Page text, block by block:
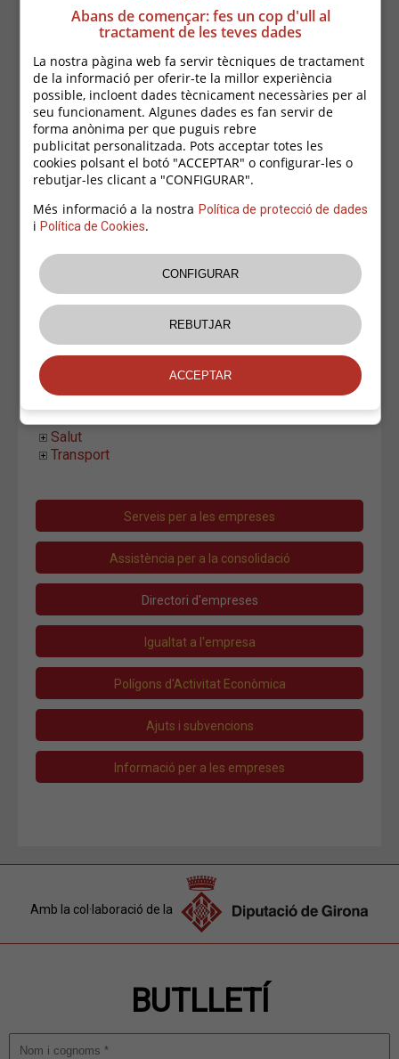
Hostaleria
Indústria i Distribució
Informàtica i Comunicació
Fotografia i Audiovisuals
Informàtica i Telecomunicacions
Locutoris
Serveis Gràfics
Costa Brava Comunicació i Desenvolupament
D+Font Comunicació Creativa
Fèlix Soler Llimona
Full Time Disseny Gràfic
GM Cloud Design
Impremta Palafrugell
Impremta Sala
Jose Luis Aznar
Josep Maria Farrarons-Turró
Rètols Brugué
Instal.lacions i Manteniment
Moda i Complements
Salut
Transport
Serveis per a les empreses
Assistència per a la consolidació
Directori d'empreses
Igualtat a l'empresa
Polígons d'Activitat Econòmica
Ajuts i subvencions
Informació per a les empreses
Amb la col·laboració de la
BUTLLETÍ
Abans de començar: fes un cop d'ull al
tractament de les teves dades
La nostra pàgina web fa servir tècniques de tractament
de la informació per oferir-te la millor experiència
possible, incloent dades tècnicament necessàries per al
seu funcionament. Algunes dades es fan servir de
forma anònima per que puguis rebre
publicitat personalitzada. Pots acceptar totes les
cookies polsant el botó "ACCEPTAR" o configurar-les o
rebutjar-les clicant a "CONFIGURAR".
Més informació a la nostra Política de protecció de dades
iPolítica de Cookies.